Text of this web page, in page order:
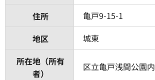
住所
亀戸9-15-1
地区
城東
所在地（所有
者）
区立亀戸浅間公園内